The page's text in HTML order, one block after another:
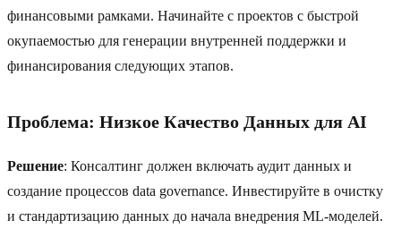
финансовыми рамками. Начинайте с проектов с быстрой
окупаемостью для генерации внутренней поддержки и
финансирования следующих этапов.
Проблема: Низкое Качество Данных для AI
Решение: Консалтинг должен включать аудит данных и
создание процессов data governance. Инвестируйте в очистку
и стандартизацию данных до начала внедрения ML-моделей.